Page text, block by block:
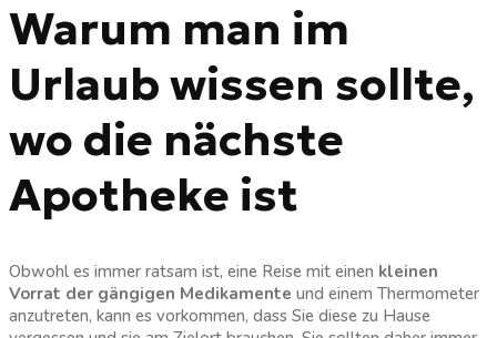
Warum man im
Urlaub wissen sollte,
wo die nächste
Apotheke ist
Obwohl es immer ratsam ist, eine Reise mit einen kleinen
Vorrat der gängigen Medikamente und einem Thermometer
anzutreten, kann es vorkommen, dass Sie diese zu Hause